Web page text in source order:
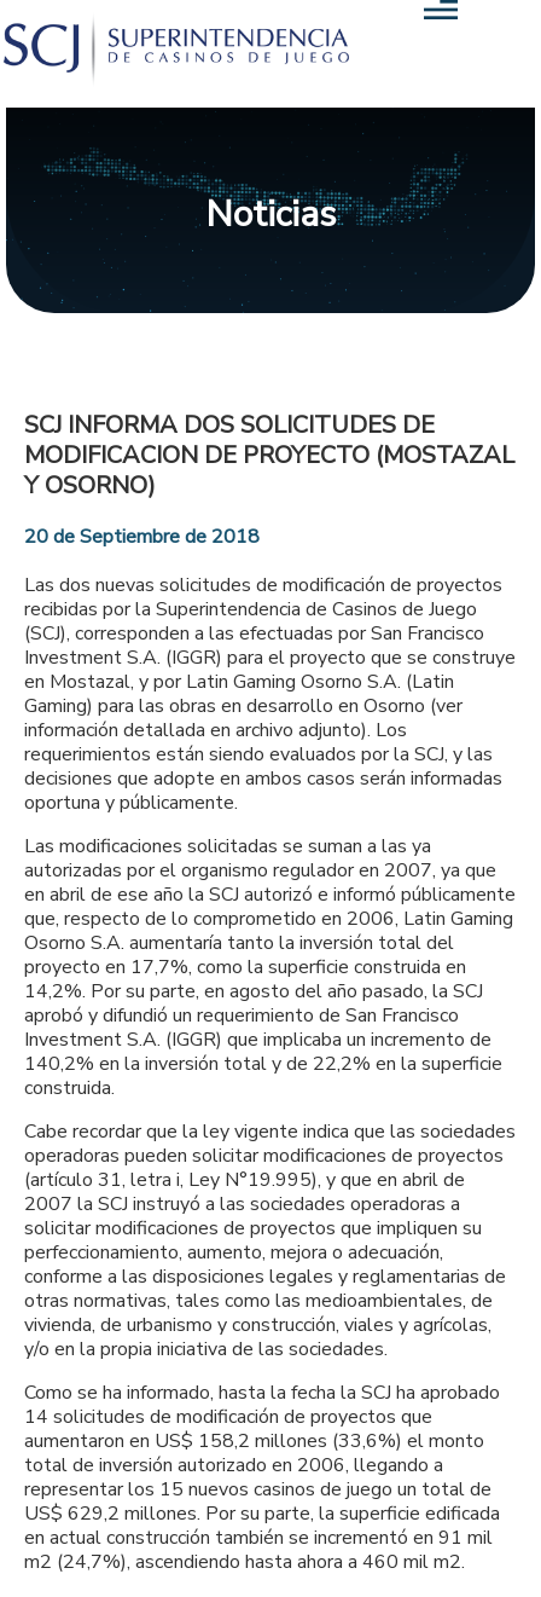
Noticias
SCJ INFORMA DOS SOLICITUDES DE
MODIFICACION DE PROYECTO (MOSTAZAL
Y OSORNO)
20 de Septiembre de 2018
Las dos nuevas solicitudes de modificación de proyectos
recibidas por la Superintendencia de Casinos de Juego
(SCJ), corresponden a las efectuadas por San Francisco
Investment S.A. (IGGR) para el proyecto que se construye
en Mostazal, y por Latin Gaming Osorno S.A. (Latin
Gaming) para las obras en desarrollo en Osorno (ver
información detallada en archivo adjunto). Los
requerimientos están siendo evaluados por la SCJ, y las
decisiones que adopte en ambos casos serán informadas
oportuna y públicamente.
Las modificaciones solicitadas se suman a las ya
autorizadas por el organismo regulador en 2007, ya que
en abril de ese año la SCJ autorizó e informó públicamente
que, respecto de lo comprometido en 2006, Latin Gaming
Osorno S.A. aumentaría tanto la inversión total del
proyecto en 17,7%, como la superficie construida en
14,2%. Por su parte, en agosto del año pasado, la SCJ
aprobó y difundió un requerimiento de San Francisco
Investment S.A. (IGGR) que implicaba un incremento de
140,2% en la inversión total y de 22,2% en la superficie
construida.
Cabe recordar que la ley vigente indica que las sociedades
operadoras pueden solicitar modificaciones de proyectos
(artículo 31, letra i, Ley N°19.995), y que en abril de
2007 la SCJ instruyó a las sociedades operadoras a
solicitar modificaciones de proyectos que impliquen su
perfeccionamiento, aumento, mejora o adecuación,
conforme a las disposiciones legales y reglamentarias de
otras normativas, tales como las medioambientales, de
vivienda, de urbanismo y construcción, viales y agrícolas,
y/o en la propia iniciativa de las sociedades.
Como se ha informado, hasta la fecha la SCJ ha aprobado
14 solicitudes de modificación de proyectos que
aumentaron en US$ 158,2 millones (33,6%) el monto
total de inversión autorizado en 2006, llegando a
representar los 15 nuevos casinos de juego un total de
US$ 629,2 millones. Por su parte, la superficie edificada
en actual construcción también se incrementó en 91 mil
m2 (24,7%), ascendiendo hasta ahora a 460 mil m2.